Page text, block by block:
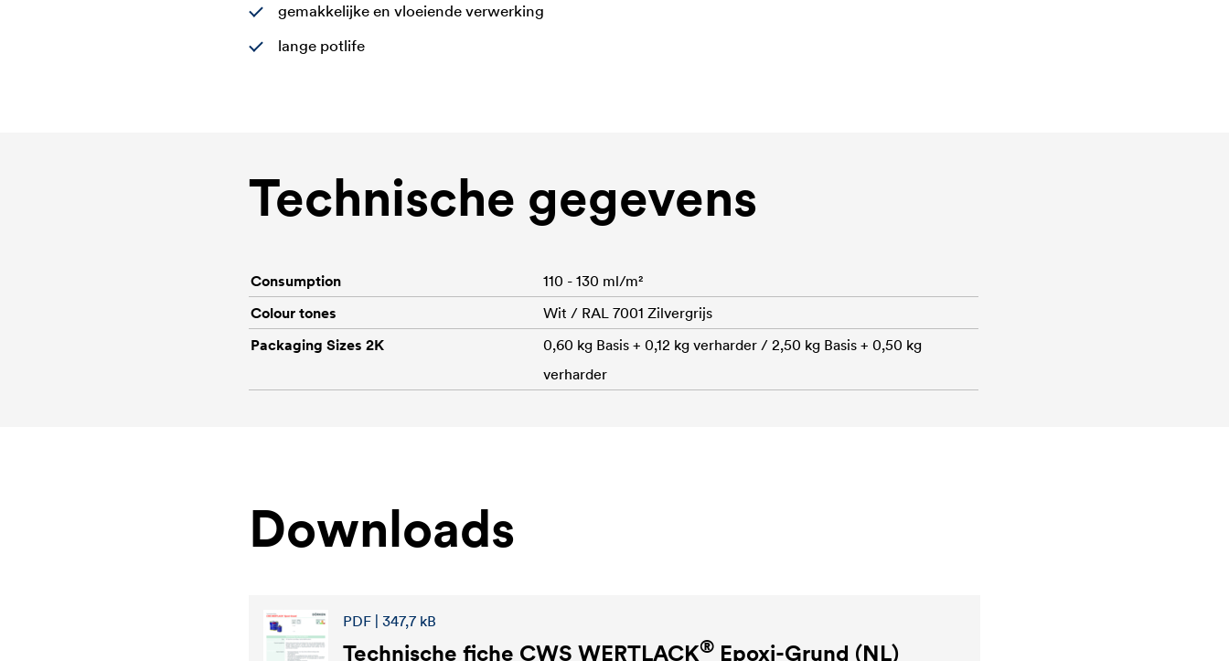
gemakkelijke en vloeiende verwerking
lange potlife
Technische gegevens
Consumption
110 - 130 ml/m²
Colour tones
Wit / RAL 7001 Zilvergrijs
Packaging Sizes 2K
0,60 kg Basis + 0,12 kg verharder / 2,50 kg Basis + 0,50 kg
verharder
Downloads
PDF | 347,7 kB
Technische fiche CWS WERTLACK® Epoxi-Grund (NL)